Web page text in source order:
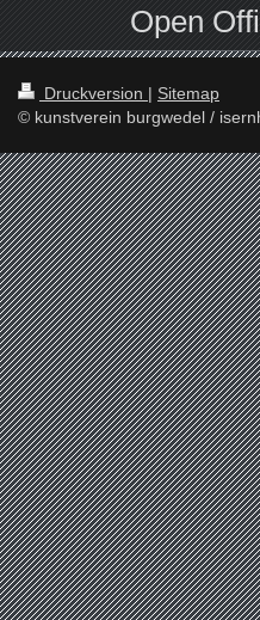
Open
Druckversion | Sitemap
© kunstverein burgwedel /